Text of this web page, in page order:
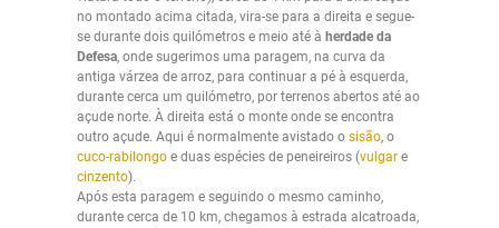
no montado acima citada, vira-se para a direita e segue-
se durante dois quilómetros e meio até à herdade da
Defesa, onde sugerimos uma paragem, na curva da
antiga várzea de arroz, para continuar a pé à esquerda,
durante cerca um quilómetro, por terrenos abertos até ao
açude norte. À direita está o monte onde se encontra
outro açude. Aqui é normalmente avistado o sisão, o
cuco-rabilongo e duas espécies de peneireiros (vulgar e
cinzento).
Após esta paragem e seguindo o mesmo caminho,
durante cerca de 10 km, chegamos à estrada alcatroada,